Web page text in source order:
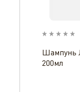
Шампунь
200мл